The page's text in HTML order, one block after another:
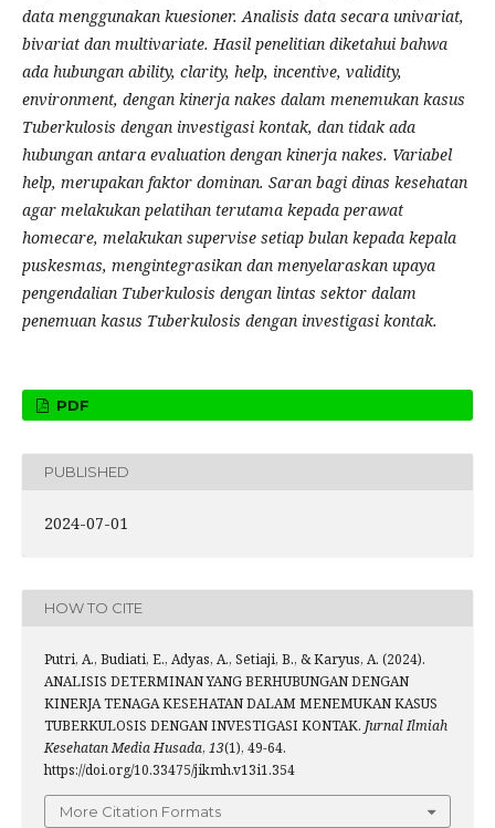
data menggunakan kuesioner. Analisis data secara univariat,
bivariat dan multivariate. Hasil penelitian diketahui bahwa
ada hubungan ability, clarity, help, incentive, validity,
environment, dengan kinerja nakes dalam menemukan kasus
Tuberkulosis dengan investigasi kontak, dan tidak ada
hubungan antara evaluation dengan kinerja nakes. Variabel
help, merupakan faktor dominan. Saran bagi dinas kesehatan
agar melakukan pelatihan terutama kepada perawat
homecare, melakukan supervise setiap bulan kepada kepala
puskesmas, mengintegrasikan dan menyelaraskan upaya
pengendalian Tuberkulosis dengan lintas sektor dalam
penemuan kasus Tuberkulosis dengan investigasi kontak.
PDF
PUBLISHED
2024-07-01
HOW TO CITE
Putri, A., Budiati, E., Adyas, A., Setiaji, B., & Karyus, A. (2024).
ANALISIS DETERMINAN YANG BERHUBUNGAN DENGAN
KINERJA TENAGA KESEHATAN DALAM MENEMUKAN KASUS
TUBERKULOSIS DENGAN INVESTIGASI KONTAK. Jurnal Ilmiah
Kesehatan Media Husada, 13(1), 49-64.
https://doi.org/10.33475/jikmh.v13i1.354
More Citation Formats